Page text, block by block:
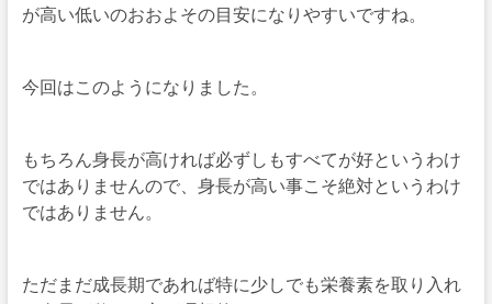
が高い低いのおおよその目安になりやすいですね。
今回はこのようになりました。
もちろん身長が高ければ必ずしもすべてが好というわけ
ではありませんので、身長が高い事こそ絶対というわけ
ではありません。
ただまだ成長期であれば特に少しでも栄養素を取り入れ